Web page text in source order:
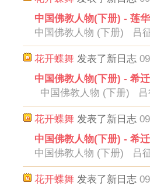
中国佛教人物(下册) - 莲
中国佛教人物 (下册) 吕
花开蝶舞 发表了新日志
中国佛教人物(下册) - 希
中国佛教人物 (下册)
花开蝶舞 发表了新日志
中国佛教人物(下册) - 希
中国佛教人物 (下册)
花开蝶舞 发表了新日志